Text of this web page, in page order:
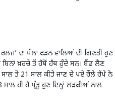
ਦਾ ਪੱਲਾ ਫੜਨ ਵਾਲਿਆਂ ਦੀ ਗਿਣਤੀ ਹੁਣ
ਖ਼ਰਚੇ ਤੋਂ ਹੱਥੋਂ ਹੱਥ ਹੁੰਦੇ ਸਨ। ਬੈਂਡ ਲੈਣ
ਤੋਂ 21 ਸਾਲ ਕੀਤੇ ਜਾਣ ਦੇ ਪਏ ਰੌਲ਼ੇ ਰੱਪੇ ਨੇ
ਹੀ ਹੈ ਪ੍ਰੰਤੂ ਹੁਣ ਇਨ੍ਹਾਂ ਲੜਕੀਆਂ ਨਾਲ